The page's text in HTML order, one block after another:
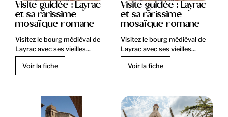
Visite guidée : Layrac
et sa rarissime
mosaïque romane
Visitez le bourg médiéval de
Layrac avec ses vieilles...
Voir la fiche
Visite guidée : Layrac
et sa rarissime
mosaïque romane
Visitez le bourg médiéval de
Layrac avec ses vieilles...
Voir la fiche